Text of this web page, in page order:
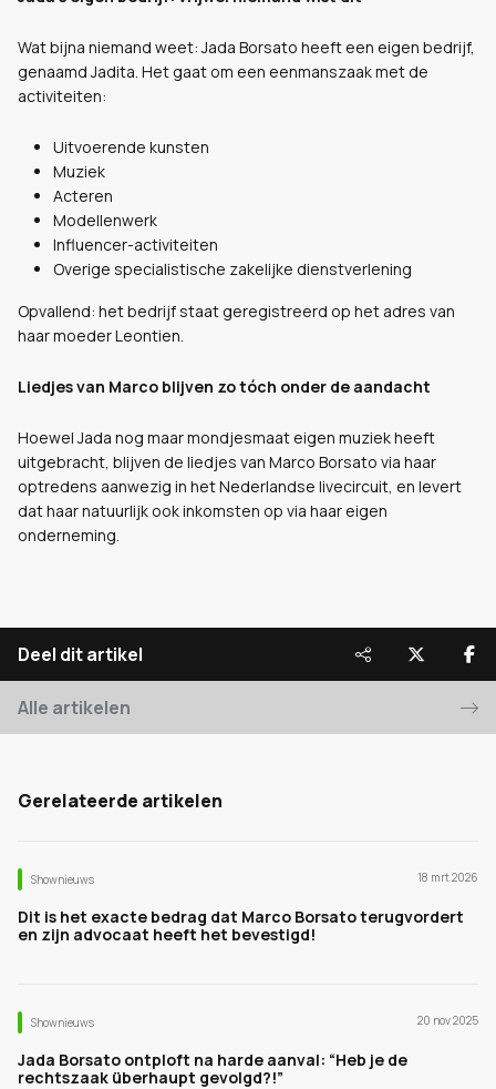
Wat bijna niemand weet: Jada Borsato heeft een eigen bedrijf,
genaamd Jadita. Het gaat om een eenmanszaak met de
activiteiten:
Uitvoerende kunsten
Muziek
Acteren
Modellenwerk
Influencer-activiteiten
Overige specialistische zakelijke dienstverlening
Opvallend: het bedrijf staat geregistreerd op het adres van
haar moeder Leontien.
Liedjes van Marco blijven zo tóch onder de aandacht
Hoewel Jada nog maar mondjesmaat eigen muziek heeft
uitgebracht, blijven de liedjes van Marco Borsato via haar
optredens aanwezig in het Nederlandse livecircuit, en levert
dat haar natuurlijk ook inkomsten op via haar eigen
onderneming.
Deel dit artikel
Alle artikelen
Gerelateerde artikelen
Shownieuws 18 mrt 2026
Dit is het exacte bedrag dat Marco Borsato terugvordert
en zijn advocaat heeft het bevestigd!
Shownieuws 20 nov 2025
Jada Borsato ontploft na harde aanval: “Heb je de
rechtszaak überhaupt gevolgd?!”